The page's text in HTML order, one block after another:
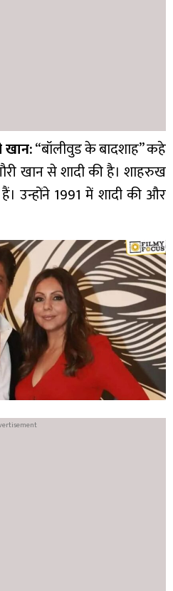
खान:“बॉलीवुड के बादशाह” कहे
खान से शादी की है। शाहरुख
उन्होंने 1991 में शादी की और